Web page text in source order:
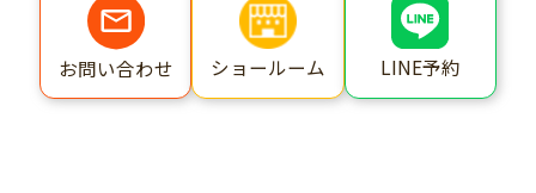
お問い合わせ ショールーム LINE予約